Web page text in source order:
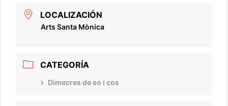
LOCALIZACIÓN
Arts Santa Mònica
CATEGORÍA
Dimecres de so i cos